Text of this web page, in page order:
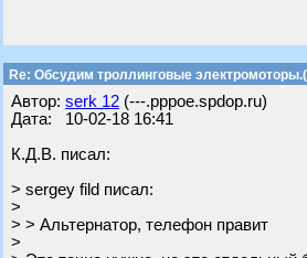
Re: Обсудим троллинговые
Автор: serk 12 (---.pppoe.spdop.ru)
Дата: 10-02-18 16:41
К.Д.В. писал:
> sergey fild писал:
>
> > Альтернатор, телефон правит
>